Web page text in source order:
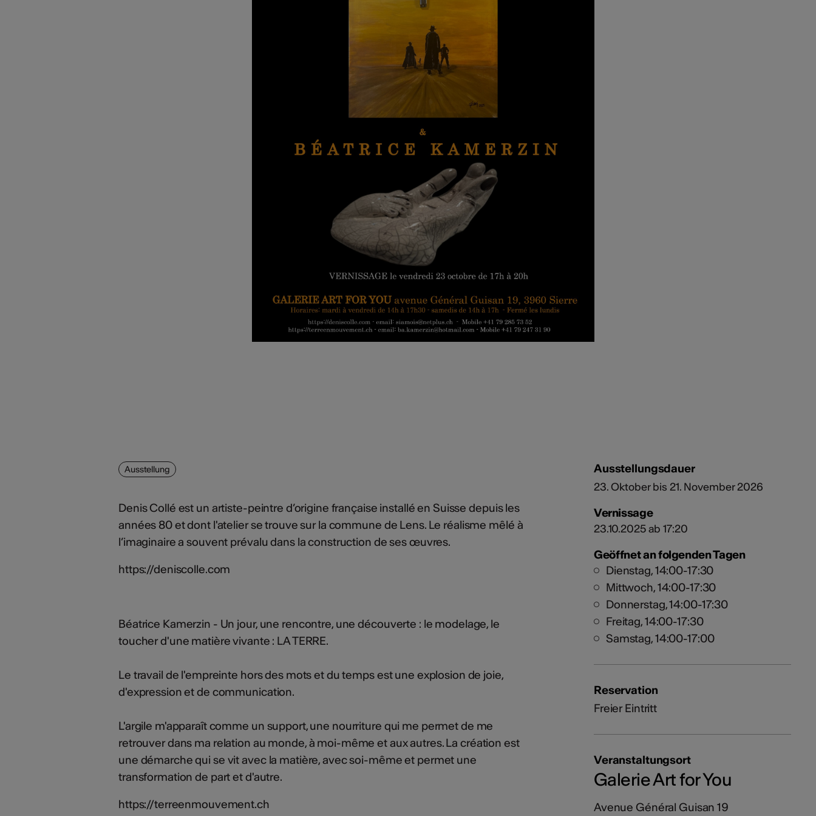
Ausstellung
Denis Collé est un artiste-peintre d’origine française installé en Suisse depuis les
années 80 et dont l'atelier se trouve sur la commune de Lens. Le réalisme mêlé à
l’imaginaire a souvent prévalu dans la construction de ses œuvres.
https://deniscolle.com
Béatrice Kamerzin - Un jour, une rencontre, une découverte : le modelage, le
toucher d'une matière vivante : LA TERRE.
Le travail de l'empreinte hors des mots et du temps est une explosion de joie,
d'expression et de communication.
L'argile m'apparaît comme un support, une nourriture qui me permet de me
retrouver dans ma relation au monde, à moi-même et aux autres. La création est
une démarche qui se vit avec la matière, avec soi-même et permet une
transformation de part et d'autre.
https://terreenmouvement.ch
Ausstellungsdauer
23. Oktober bis 21. November 2026
Vernissage
23.10.2025 ab 17:20
Geöffnet an folgenden Tagen
Dienstag, 14:00-17:30
Mittwoch, 14:00-17:30
Donnerstag, 14:00-17:30
Freitag, 14:00-17:30
Samstag, 14:00-17:00
Reservation
Freier Eintritt
Veranstaltungsort
Galerie Art for You
Avenue Général Guisan 19